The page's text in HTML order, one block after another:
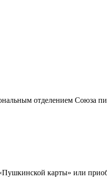
отделением Союза
карты» или